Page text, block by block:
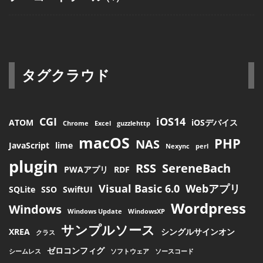
タグクラウド
ATOM CGI Chrome Excel guzzlehttp iOS14 iOSデバイス
JavaScript lime macOS NAS Nexync perl PHP
plugin PWAアプリ RDF RSS SereneBach
SQLite SSO SwiftUI Visual Basic 6.0 Webアプリ
Windows Windows Update WindowsXP Wordpress
XREA クラス サンプルソース シングルサインオン
シームレス ゼロコンフィグ ソフトウェア ソースコード